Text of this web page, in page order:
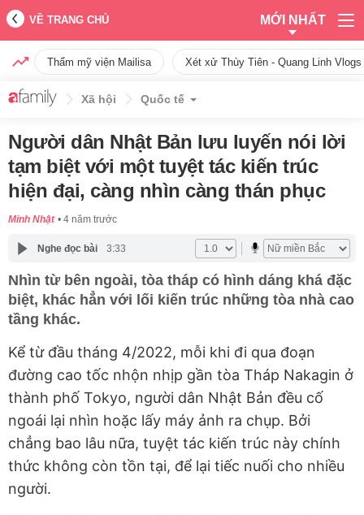
VỀ TRANG CHỦ MỚI NHẤT
Thẩm mỹ viện Mailisa Xét xử Thùy Tiên - Quang Linh
Xã hội Quốc tế
Người dân Nhật Bản lưu luyến nói lời
tạm biệt với một tuyệt tác kiến trúc
hiện đại, càng nhìn càng thán phục
Minh Nhật 4 năm trước
Nghe đọc bài 3:33
Nhìn từ bên ngoài, tòa tháp có hình dáng khá đặc
biệt, khác hẳn với lối kiến trúc những tòa nhà cao
tầng khác.
Kể từ đầu tháng 4/2022, mỗi khi đi qua đoạn
đường cao tốc nhộn nhịp gần tòa Tháp Nakagin ở
thành phố Tokyo, người dân Nhật Bản đều cố
ngoái lại nhìn hoặc lấy máy ảnh ra chụp. Bởi
chẳng bao lâu nữa, tuyệt tác kiến trúc này chính
thức không còn tồn tại, để lại tiếc nuối cho nhiều
người.